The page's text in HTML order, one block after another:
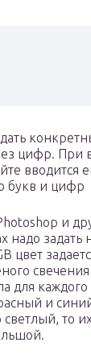
цифр. При
вводится
букв и цифр
и
надо задать
цвет
для каждого
и
то их